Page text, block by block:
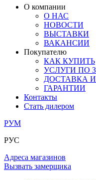
ИЗ МАССИВА
РАСПРОДАЖА
ВСЕ ДВЕРИ
ПОД ОБОИ И
РАЗДВИЖНЫЕ
КОМПЛЕКТУЮЩИЕ
ОГРАНИЧИТЕЛИ
ПЕТЛИ
РАЗДВИЖНАЯ
СТЕНОВЫЕ ПАНЕЛИ
О компании
О НАС
НОВОСТИ
ВЫСТАВКИ
ВАКАНСИИ
Покупателю
КАК КУПИТЬ
УСЛУГИ ПО
ДОСТАВКА
ГАРАНТИИ
Контакты
Стать дилером
РУМ
РУС
Адреса магазинов
Вызвать замерщика